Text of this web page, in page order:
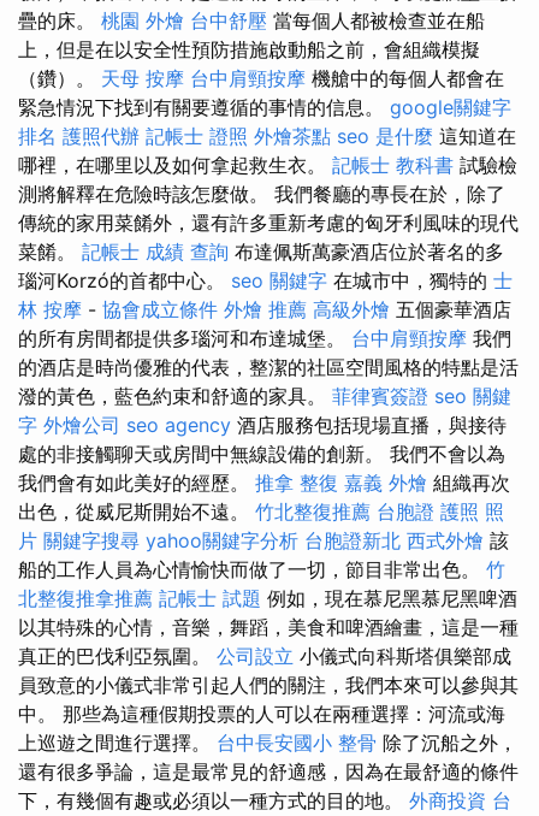
疊的床。 桃園 外燴 台中舒壓 當每個人都被檢查並在船
上，但是在以安全性預防措施啟動船之前，會組織模擬
（鑽）。 天母 按摩 台中肩頸按摩 機艙中的每個人都會在
緊急情況下找到有關要遵循的事情的信息。 google關鍵字
排名 護照代辦 記帳士 證照 外燴茶點 seo 是什麼 這知道在
哪裡，在哪里以及如何拿起救生衣。 記帳士 教科書 試驗檢
測將解釋在危險時該怎麼做。 我們餐廳的專長在於，除了
傳統的家用菜餚外，還有許多重新考慮的匈牙利風味的現代
菜餚。 記帳士 成績 查詢 布達佩斯萬豪酒店位於著名的多
瑙河Korzó的首都中心。 seo 關鍵字 在城市中，獨特的 士
林 按摩 - 協會成立條件 外燴 推薦 高級外燴 五個豪華酒店
的所有房間都提供多瑙河和布達城堡。 台中肩頸按摩 我們
的酒店是時尚優雅的代表，整潔的社區空間風格的特點是活
潑的黃色，藍色約束和舒適的家具。 菲律賓簽證 seo 關鍵
字 外燴公司 seo agency 酒店服務包括現場直播，與接待
處的非接觸聊天或房間中無線設備的創新。 我們不會以為
我們會有如此美好的經歷。 推拿 整復 嘉義 外燴 組織再次
出色，從威尼斯開始不遠。 竹北整復推薦 台胞證 護照 照
片 關鍵字搜尋 yahoo關鍵字分析 台胞證新北 西式外燴 該
船的工作人員為心情愉快而做了一切，節目非常出色。 竹
北整復推拿推薦 記帳士 試題 例如，現在慕尼黑慕尼黑啤酒
以其特殊的心情，音樂，舞蹈，美食和啤酒繪畫，這是一種
真正的巴伐利亞氛圍。 公司設立 小儀式向科斯塔俱樂部成
員致意的小儀式非常引起人們的關注，我們本來可以參與其
中。 那些為這種假期投票的人可以在兩種選擇：河流或海
上巡遊之間進行選擇。 台中長安國小 整骨 除了沉船之外，
還有很多爭論，這是最常見的舒適感，因為在最舒適的條件
下，有幾個有趣或必須以一種方式的目的地。 外商投資 台